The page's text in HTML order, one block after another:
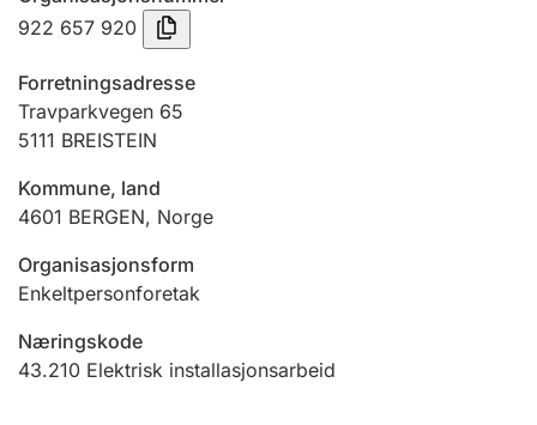
Jeger
Ektepaktveileder
Offentlig sektor
922 657 920
Forretningsadresse
Travparkvegen 65
5111 BREISTEIN
Kommune, land
4601 BERGEN, Norge
Organisasjonsform
Enkeltpersonforetak
Næringskode
43.210 Elektrisk installasjonsarbeid